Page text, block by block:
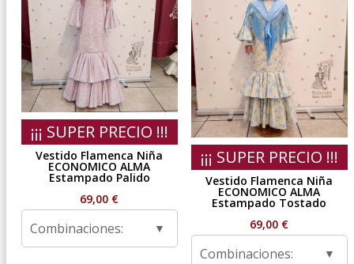
¡¡¡ SUPER PRECIO !!!
Vestido Flamenca Niña
ECONOMICO ALMA
Estampado Palido
69,00 €
Combinaciones:
¡¡¡ SUPER PRECIO !!!
Vestido Flamenca Niña
ECONOMICO ALMA
Estampado Tostado
69,00 €
Combinaciones: